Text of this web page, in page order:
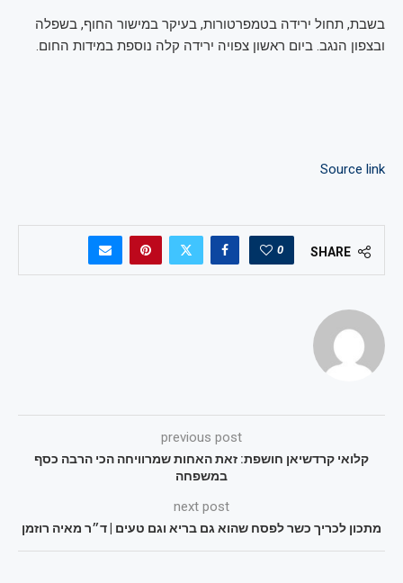
בשבת, תחול ירידה בטמפרטורות, בעיקר במישור החוף, בשפלה
ובצפון הנגב. ביום ראשון צפויה ירידה קלה נוספת במידות החום.
Source link
SHARE
0
previous post
קלואי קרדשיאן חושפת: זאת האחות שמרוויחה הכי הרבה כסף
במשפחה
next post
מתכון לכריך כשר לפסח שהוא גם בריא וגם טעים | ד״ר מאיה רוזמן